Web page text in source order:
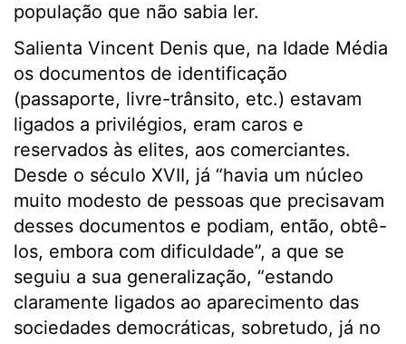
população que não sabia ler.
Salienta Vincent Denis que, na Idade Média
os documentos de identificação
(passaporte, livre-trânsito, etc.) estavam
ligados a privilégios, eram caros e
reservados às elites, aos comerciantes.
Desde o século XVII, já “havia um núcleo
muito modesto de pessoas que precisavam
desses documentos e podiam, então, obtê-
los, embora com dificuldade”, a que se
seguiu a sua generalização, “estando
claramente ligados ao aparecimento das
sociedades democráticas, sobretudo, já no